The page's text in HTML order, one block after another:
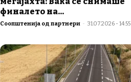
финалето на...
Соопштенија од партнери - 31.07.2026 - 14:55